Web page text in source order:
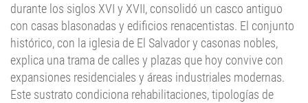
durante los siglos XVI y XVII, consolidó un casco antiguo
con casas blasonadas y edificios renacentistas. El conjunto
histórico, con la iglesia de El Salvador y casonas nobles,
explica una trama de calles y plazas que hoy convive con
expansiones residenciales y áreas industriales modernas.
Este sustrato condiciona rehabilitaciones, tipologías de